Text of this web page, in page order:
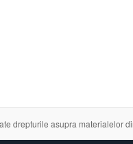
drepturile asupra materialelor